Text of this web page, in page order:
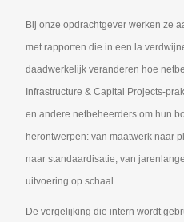
Bij onze opdrachtgever werken ze
met rapporten die in een la
daadwerkelijk veranderen hoe
Infrastructure & Capital Projects-
en andere netbeheerders om hun
herontwerpen: van maatwerk naar
naar standaardisatie, van
uitvoering op schaal.
De vergelijking die intern wordt